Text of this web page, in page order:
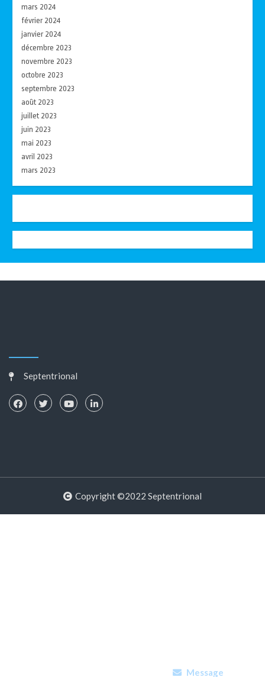
mars 2024
février 2024
janvier 2024
décembre 2023
novembre 2023
octobre 2023
septembre 2023
août 2023
juillet 2023
juin 2023
mai 2023
avril 2023
mars 2023
Septentrional
Copyright ©2022 Septentrional
Message